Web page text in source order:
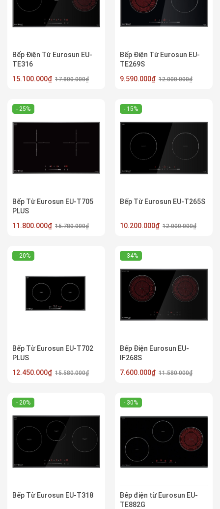
Bếp Điện Từ Eurosun EU-
TE316
15.100.000₫ 17.800.000₫
Bếp Điện Từ Eurosun EU-
TE269S
9.590.000₫ 12.000.000₫
- 25%
Bếp Từ Eurosun EU-T705
PLUS
11.800.000₫ 15.780.000₫
- 15%
Bếp Từ Eurosun EU-T265S
10.200.000₫ 12.000.000₫
- 20%
Bếp Từ Eurosun EU-T702
PLUS
12.450.000₫ 15.580.000₫
- 34%
Bếp Điện Eurosun EU-
IF268S
7.600.000₫ 11.580.000₫
- 20%
Bếp Từ Eurosun EU-T318
- 30%
Bếp điện từ Eurosun EU-
TE882G